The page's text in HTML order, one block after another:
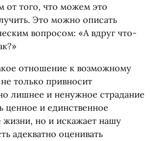
от того, что можем это
Это можно описать
вопросом: «А вдруг что-
отношение к возможному
только привносит
лишнее и ненужное страдание
ценное и единственное
жизни, но и искажает нашу
адекватно оценивать